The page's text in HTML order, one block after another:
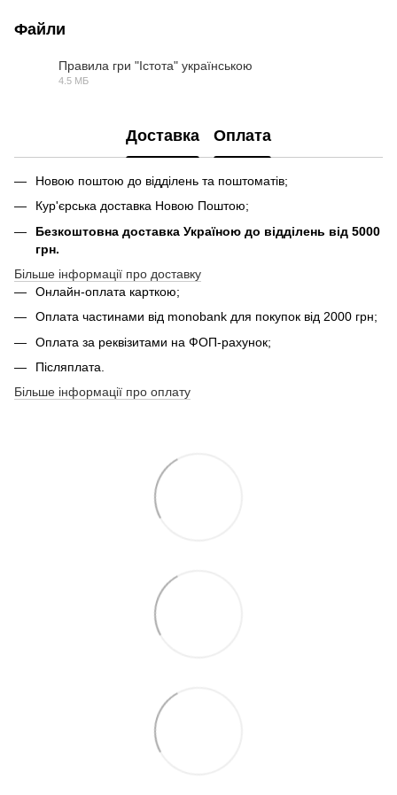
Файли
Правила гри "Істота" українською
4.5 МБ
Доставка Оплата
Новою поштою до відділень та поштоматів;
Кур'єрська доставка Новою Поштою;
Безкоштовна доставка Україною до відділень від 5000
грн.
Більше інформації про доставку
Онлайн-оплата карткою;
Оплата частинами від monobank для покупок від 2000 грн;
Оплата за реквізитами на ФОП-рахунок;
Післяплата.
Більше інформації про оплату